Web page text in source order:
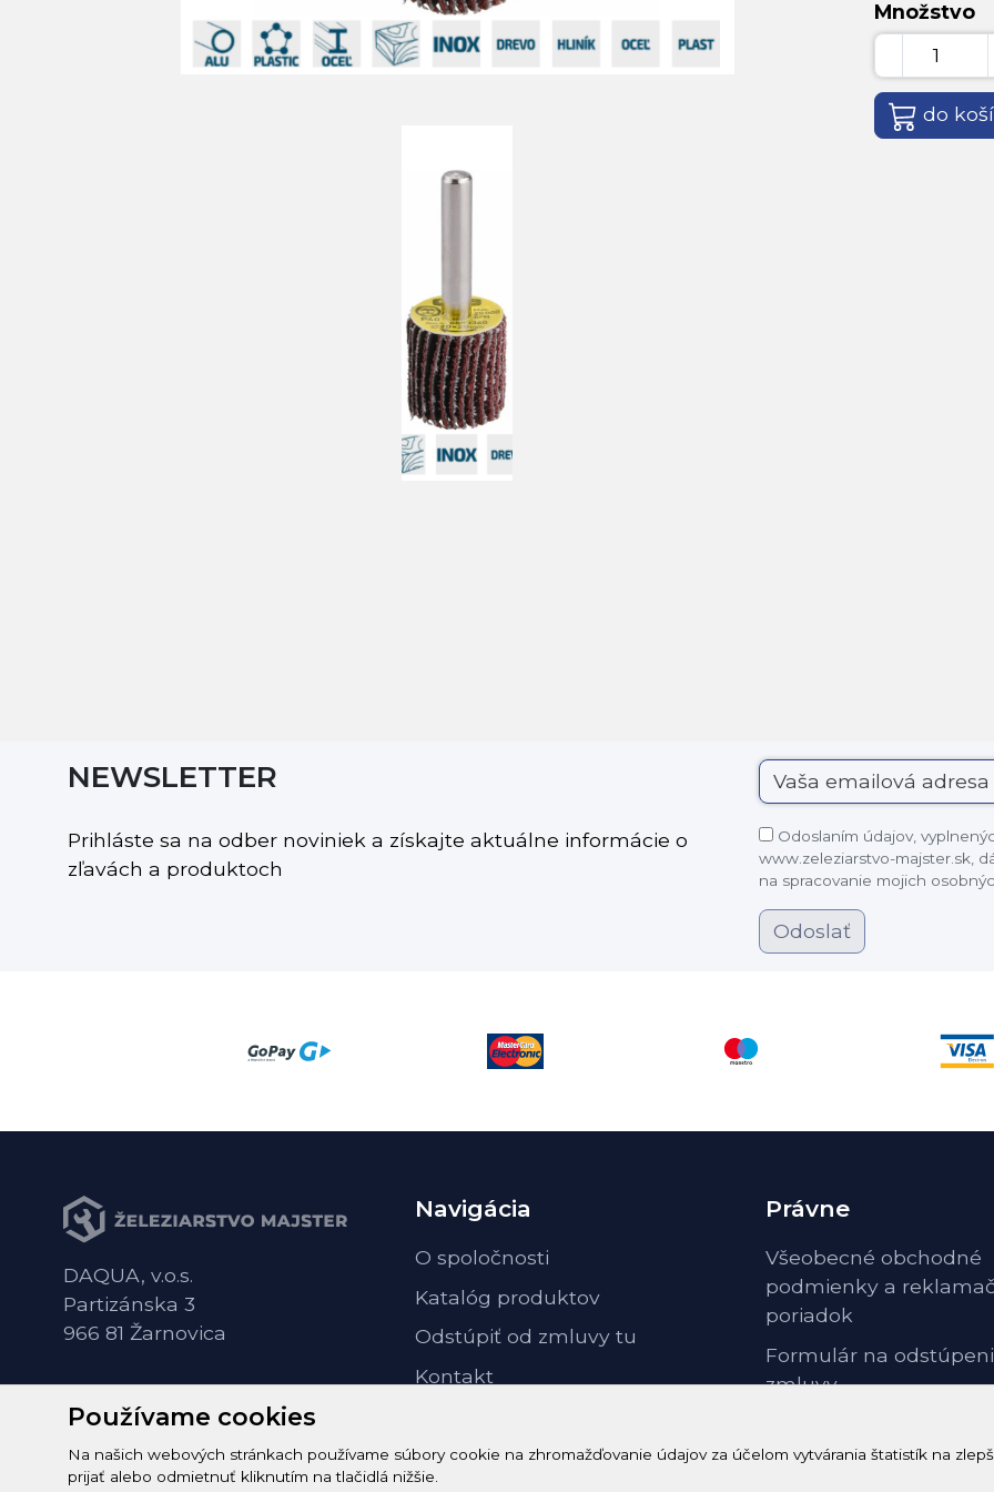
Množstvo
do
NEWSLETTER
Prihláste sa na odber noviniek a získajte aktuálne informácie o
zľavách a produktoch
Odoslaním údajov,
www.zeleziarstvo-majster.sk,
na spracovanie mojich
Odoslať
Používame cookies
Na našich webových stránkach používame súbory cookie na zhromažďovanie údajov za účelom vytvárania štatistík na
prijať alebo odmietnuť kliknutím na tlačidlá nižšie.
DAQUA, v.o.s.
Partizánska 3
966 81 Žarnovica
Navigácia
O spoločnosti
Katalóg produktov
Odstúpiť od zmluvy tu
Kontakt
Právne
Všeobecné obchodné
podmienky a
poriadok
Formulár na
zmluvy
poučenie